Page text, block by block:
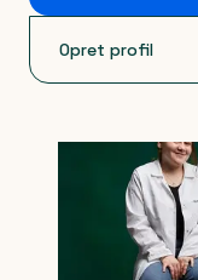
Opret profil